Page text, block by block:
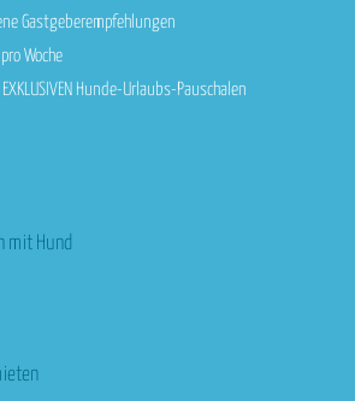
Gastgeberempfehlungen
Woche
Hunde-Urlaubs-Pauschalen
mit Hund